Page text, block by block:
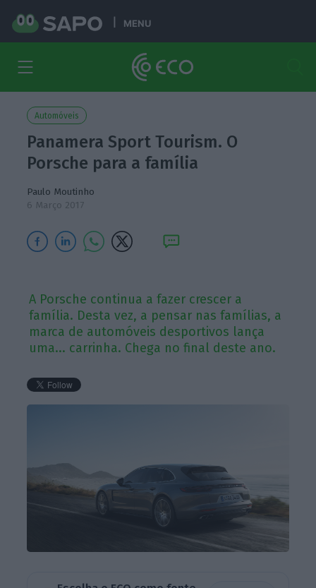
MENU
Automóveis
Panamera Sport Tourism. O
Porsche para a família
Paulo Moutinho
6 Março 2017
A Porsche continua a fazer crescer a
família. Desta vez, a pensar nas famílias, a
marca de automóveis desportivos lança
uma... carrinha. Chega no final deste ano.